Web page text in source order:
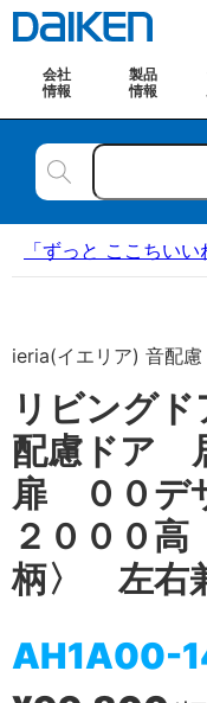
会社
情報
製品
情報
「ずっと ここちい
ieria(イエリア) 音配慮
リビング
配慮ドア
扉 ００デ
２０００
柄〉 左右
AH1A00-